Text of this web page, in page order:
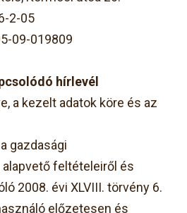
2-05
09-019809
hírlevél
a kezelt adatok köre és az
gazdasági
feltételeiről és
2008. évi XLVIII. törvény 6.
előzetesen és